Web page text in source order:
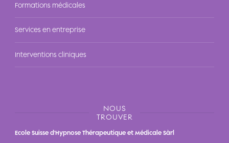
Formations médicales
Services en entreprise
Interventions cliniques
NOUS
TROUVER
Ecole Suisse d'Hypnose Thérapeutique et Médicale Sàrl